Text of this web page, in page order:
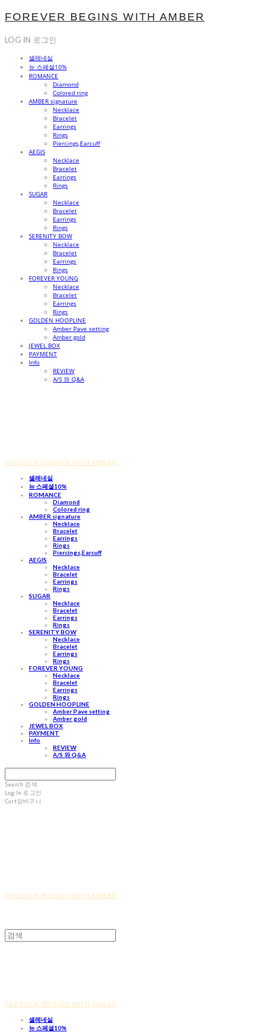
FOREVER BEGINS WITH AMBER
LOG IN 로그인
셀레네실
뉴 스페셜10%
ROMANCE
Diamond
Colored ring
AMBER signature
Necklace
Bracelet
Earrings
Rings
Piercings,Earcuff
AEGIS
Necklace
Bracelet
Earrings
Rings
SUGAR
Necklace
Bracelet
Earrings
Rings
SERENITY BOW
Necklace
Bracelet
Earrings
Rings
FOREVER YOUNG
Necklace
Bracelet
Earrings
Rings
GOLDEN HOOPLINE
Amber Pave setting
Amber gold
JEWEL BOX
PAYMENT
Info
REVIEW
A/S 와 Q&A
FOREVER BEGINS WITH AMBER
셀레네실
뉴 스페셜10%
ROMANCE
Diamond
Colored ring
AMBER signature
Necklace
Bracelet
Earrings
Rings
Piercings,Earcuff
AEGIS
Necklace
Bracelet
Earrings
Rings
SUGAR
Necklace
Bracelet
Earrings
Rings
SERENITY BOW
Necklace
Bracelet
Earrings
Rings
FOREVER YOUNG
Necklace
Bracelet
Earrings
Rings
GOLDEN HOOPLINE
Amber Pave setting
Amber gold
JEWEL BOX
PAYMENT
Info
REVIEW
A/S 와 Q&A
Search 검색
Log In 로그인
Cart장바구니
FOREVER BEGINS WITH AMBER
FOREVER BEGINS WITH AMBER
셀레네실
뉴 스페셜10%